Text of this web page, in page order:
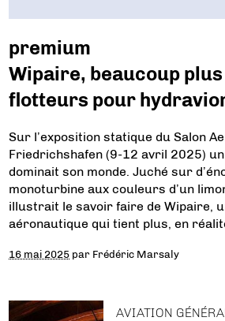
premium
Wipaire, beaucoup plus
flotteurs pour
Sur l’exposition statique du Salon
Friedrichshafen (9-12 avril 2025)
dominait son monde. Juché sur
monoturbine aux couleurs d’un
illustrait le savoir faire de Wipaire,
aéronautique qui tient plus, en
16 mai 2025 par Frédéric Marsaly
AVIATION